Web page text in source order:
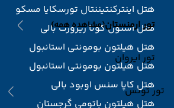
تور ارمنستان(مشاهده همه)
تور ایروان
تور تونس
هتل اینترکنتیننتال تورسکایا مسکو
هتل استون کوتا ریزورت بالی
هتل هیلتون بومونتی استانبول
هتل هیلتون بومونتی استانبول
هتل کاپا سنس اوبود بالی
هتل هیلتون باتومی گرجستان